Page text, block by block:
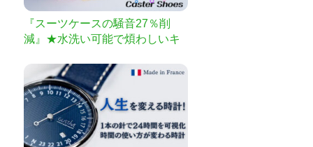
『スーツケースの騒音27％削
減』★水洗い可能で煩わしいキ
ーツケースの衝撃や振動も軽減
出来て体への負担も減らせる
【Caster専用Shoes】